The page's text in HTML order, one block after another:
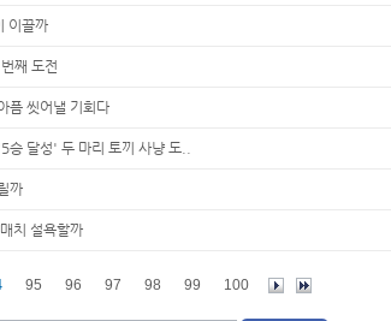
이끌까
째 도전
픔 씻어낼 기회다
달성' 두 마리 토끼 사냥 도..
까
치 설욕할까
95 96 97 98 99 100